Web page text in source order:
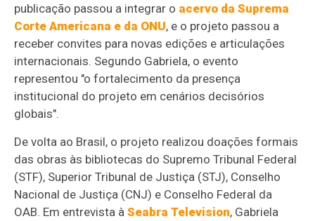
publicação passou a integrar o acervo da Suprema
Corte Americana e da ONU, e o projeto passou a
receber convites para novas edições e articulações
internacionais. Segundo Gabriela, o evento
representou "o fortalecimento da presença
institucional do projeto em cenários decisórios
globais".
De volta ao Brasil, o projeto realizou doações formais
das obras às bibliotecas do Supremo Tribunal Federal
(STF), Superior Tribunal de Justiça (STJ), Conselho
Nacional de Justiça (CNJ) e Conselho Federal da
OAB. Em entrevista àSeabra Television, Gabriela